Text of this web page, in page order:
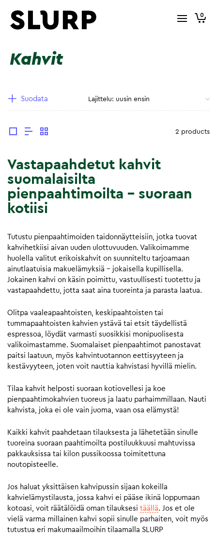
0
Kahvit
Suodata
2 products
Vastapaahdetut kahvit
suomalaisilta
pienpaahtimoilta – suoraan
kotiisi
Tutustu pienpaahtimoiden taidonnäytteisiin, jotka tuovat
kahvihetkiisi aivan uuden ulottuvuuden. Valikoimamme
huolella valitut erikoiskahvit on suunniteltu tarjoamaan
ainutlaatuisia makuelämyksiä – jokaisella kupillisella.
Jokainen kahvi on käsin poimittu, vastuullisesti tuotettu ja
vastapaahdettu, jotta saat aina tuoreinta ja parasta laatua.
Olitpa vaaleapaahtoisten, keskipaahtoisten tai
tummapaahtoisten kahvien ystävä tai etsit täydellistä
espressoa, löydät varmasti suosikkisi monipuolisesta
valikoimastamme. Suomalaiset pienpaahtimot panostavat
paitsi laatuun, myös kahvintuotannon eettisyyteen ja
kestävyyteen, joten voit nauttia kahvistasi hyvillä mielin.
Tilaa kahvit helposti suoraan kotiovellesi ja koe
pienpaahtimokahvien tuoreus ja laatu parhaimmillaan. Nauti
kahvista, joka ei ole vain juoma, vaan osa elämystä!
Kaikki kahvit paahdetaan tilauksesta ja lähetetään sinulle
tuoreina suoraan paahtimoilta postiluukkuusi mahtuvissa
pakkauksissa tai kilon pussikoossa toimitettuna
noutopisteelle.
Jos haluat yksittäisen kahvipussin sijaan kokeilla
kahvielämystilausta, jossa kahvi ei pääse ikinä loppumaan
kotoasi, voit räätälöidä oman tilauksesi täällä. Jos et ole
vielä varma millainen kahvi sopii sinulle parhaiten, voit myös
tutustua eri makumaailmoihin tilaamalla SLURP